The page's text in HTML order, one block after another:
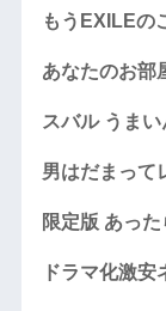
もうEXILEの
あなたのお部
スバル うまい
男はだまって
限定版 あっ
ドラマ化激